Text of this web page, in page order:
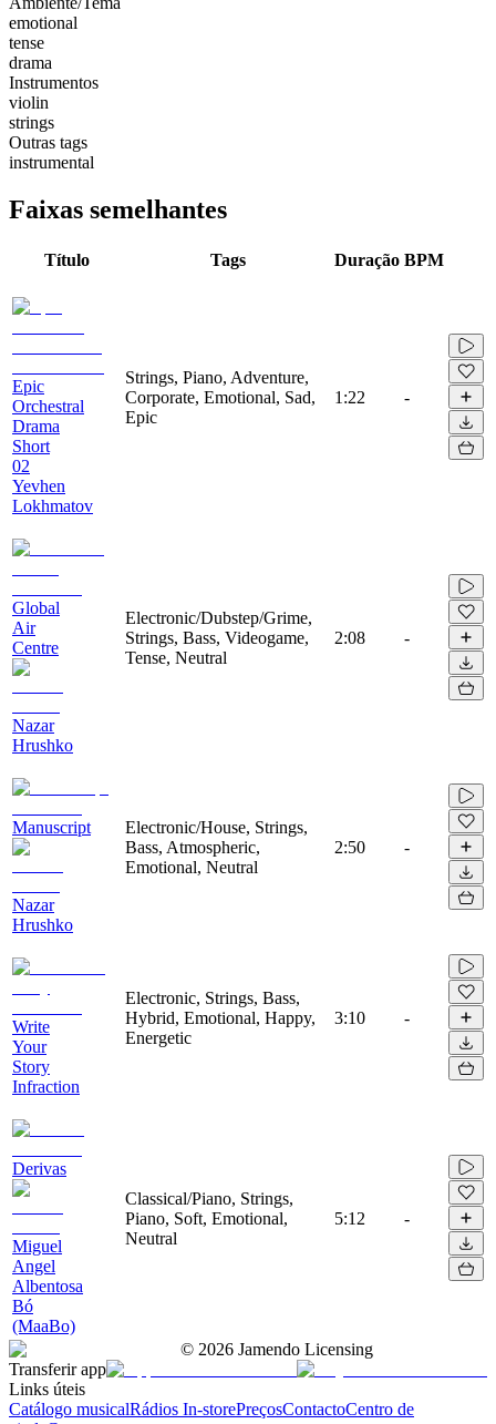
emotional
tense
drama
Instrumentos
violin
strings
Outras tags
instrumental
Faixas semelhantes
Título Tags Duração BPM
Epic
Orchestral
Drama
Short
02
Yevhen
Lokhmatov
Strings, Piano, Adventure,
Corporate, Emotional, Sad,
Epic
1:22 -
Global
Air
Centre
Nazar
Hrushko
Electronic/Dubstep/Grime,
Strings, Bass, Videogame,
Tense, Neutral
2:08 -
Manuscript
Nazar
Hrushko
Electronic/House, Strings,
Bass, Atmospheric,
Emotional, Neutral
2:50 -
Write
Your
Story
Infraction
Electronic, Strings, Bass,
Hybrid, Emotional, Happy,
Energetic
3:10 -
Derivas
Miguel
Angel
Albentosa
Bó
(MaaBo)
Classical/Piano, Strings,
Piano, Soft, Emotional,
Neutral
5:12 -
© 2026 Jamendo Licensing
Transferir app
Links úteis
Catálogo musicalRádios In-storePreçosContactoCentro de